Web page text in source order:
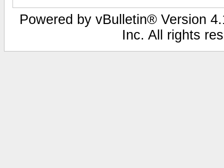
Powered by vBulletin® Version
Inc. All rights